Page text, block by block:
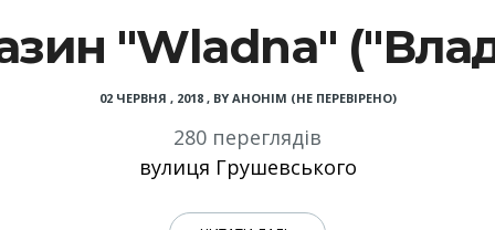
"Wladna"
02 ЧЕРВНЯ , 2018, BY АНОНІМ (НЕ ПЕРЕВІРЕНО)
280 переглядів
вулиця Грушевського